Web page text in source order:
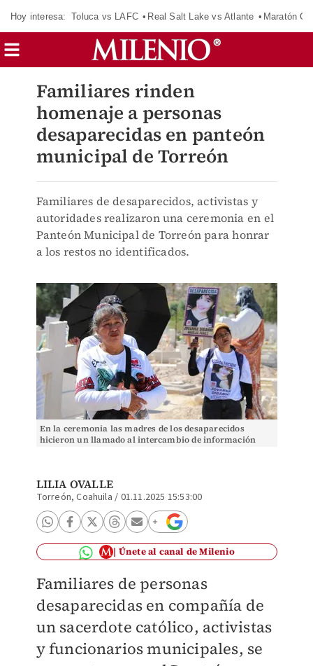
Hoy interesa: Toluca vs LAFC Real Salt Lake vs Atlante Maratón
Familiares rinden
homenaje a personas
desaparecidas en panteón
municipal de Torreón
Familiares de desaparecidos, activistas y
autoridades realizaron una ceremonia en el
Panteón Municipal de Torreón para honrar
a los restos no identificados.
En la ceremonia las madres de los desaparecidos
hicieron un llamado al intercambio de información
LILIA OVALLE
Torreón, Coahuila / 01.11.2025 15:53:00
Únete al canal de Milenio
Familiares de personas
desaparecidas en compañía de
un sacerdote católico, activistas
y funcionarios municipales, se